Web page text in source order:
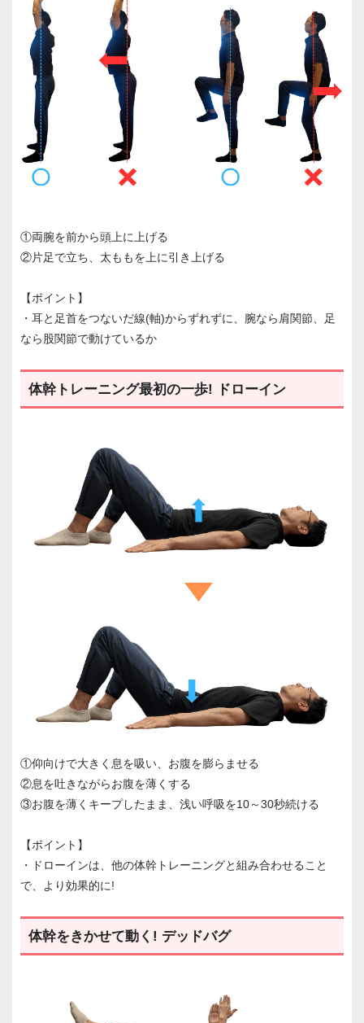
①両腕を前から頭上に上げる
②片足で立ち、太ももを上に引き上げる
【ポイント】
・耳と足首をつないだ線(軸)からずれずに、腕なら肩関節、足
なら股関節で動けているか
体幹トレーニング最初の一歩! ドローイン
①仰向けで大きく息を吸い、お腹を膨らませる
②息を吐きながらお腹を薄くする
③お腹を薄くキープしたまま、浅い呼吸を10～30秒続ける
【ポイント】
・ドローインは、他の体幹トレーニングと組み合わせること
で、より効果的に!
体幹をきかせて動く! デッドバグ